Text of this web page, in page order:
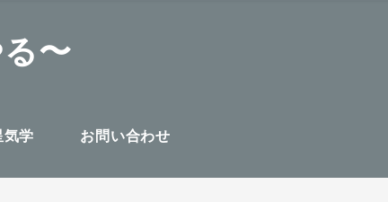
〜
気学 お問い合わせ